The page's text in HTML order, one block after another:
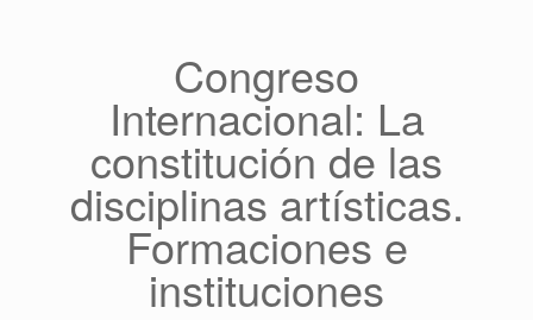
Congreso
Internacional: La
constitución de las
disciplinas artísticas.
Formaciones e
instituciones